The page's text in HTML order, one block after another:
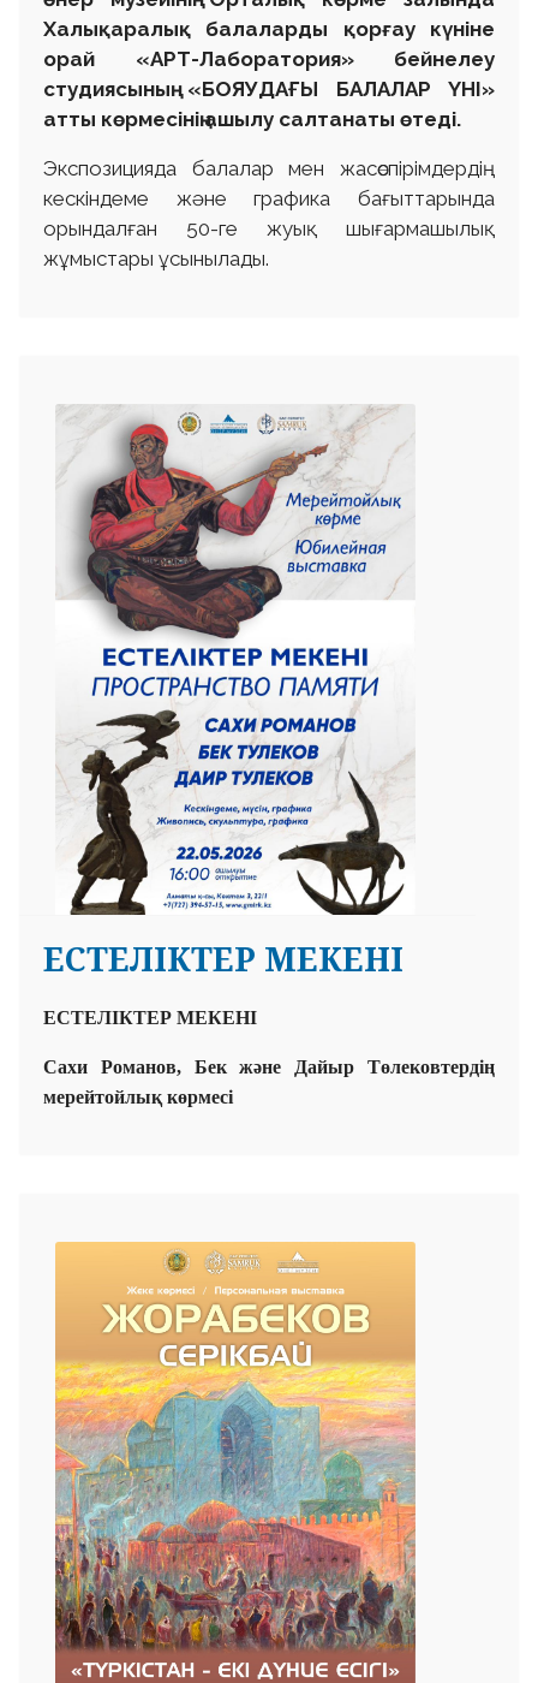
Халықаралық балаларды қорғау күніне
орай «АРТ-Лаборатория» бейнелеу
студиясының «БОЯУДАҒЫ БАЛАЛАР ҮНІ»
атты көрмесінің ашылу салтанаты өтеді.
Экспозицияда балалар мен жасөспірімдердің
кескіндеме және графика бағыттарында
орындалған 50-ге жуық шығармашылық
жұмыстары ұсынылады.
ЕСТЕЛІКТЕР МЕКЕНІ
ЕСТЕЛІКТЕР МЕКЕНІ
Сахи Романов, Бек және Дайыр Төлековтердің
мерейтойлық көрмесі